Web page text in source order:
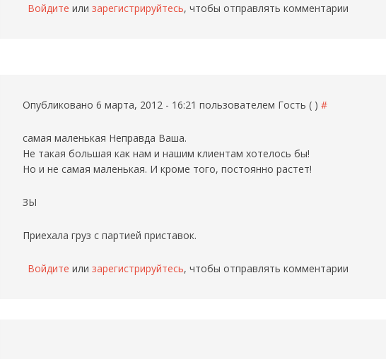
Войдите или зарегистрируйтесь, чтобы отправлять комментарии
Опубликовано 6 марта, 2012 - 16:21 пользователем Гость ( ) #
самая маленькая Неправда Ваша.
Не такая большая как нам и нашим клиентам хотелось бы!
Но и не самая маленькая. И кроме того, постоянно растет!
ЗЫ
Приехала груз с партией приставок.
Войдите или зарегистрируйтесь, чтобы отправлять комментарии